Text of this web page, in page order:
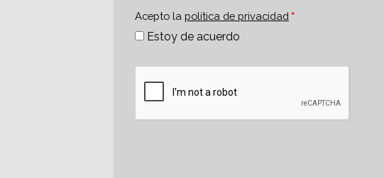
Acepto la política de privacidad
Estoy de acuerdo